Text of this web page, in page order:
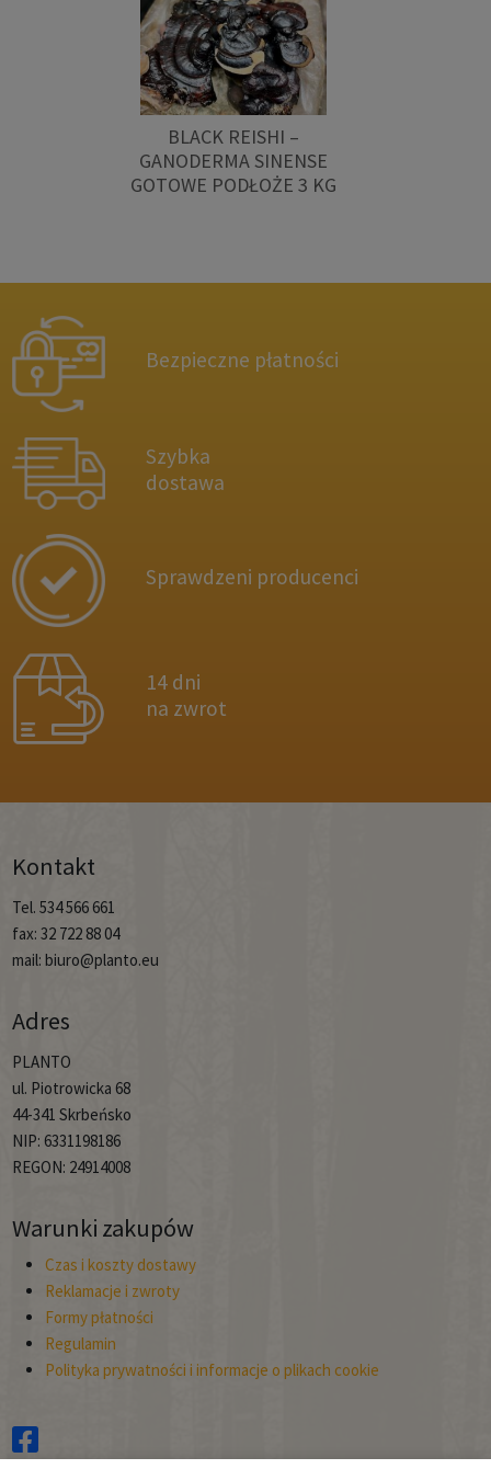
BLACK REISHI –
GANODERMA SINENSE
GOTOWE PODŁOŻE 3 KG
Bezpieczne płatności
Szybka
dostawa
Sprawdzeni producenci
14 dni
na zwrot
Kontakt
Tel. 534 566 661
fax: 32 722 88 04
mail: biuro@planto.eu
Adres
PLANTO
ul. Piotrowicka 68
44-341 Skrbeńsko
NIP: 6331198186
REGON: 24914008
Warunki zakupów
Czas i koszty dostawy
Reklamacje i zwroty
Formy płatności
Regulamin
Polityka prywatności i informacje o plikach cookie